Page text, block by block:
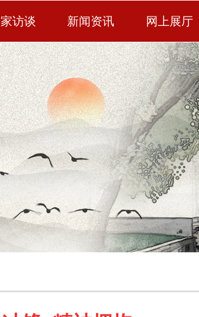
访谈 新闻资讯 网上展厅